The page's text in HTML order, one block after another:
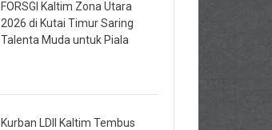
FORSGI Kaltim Zona Utara
2026 di Kutai Timur Saring
Talenta Muda untuk Piala
Kurban LDII Kaltim Tembus